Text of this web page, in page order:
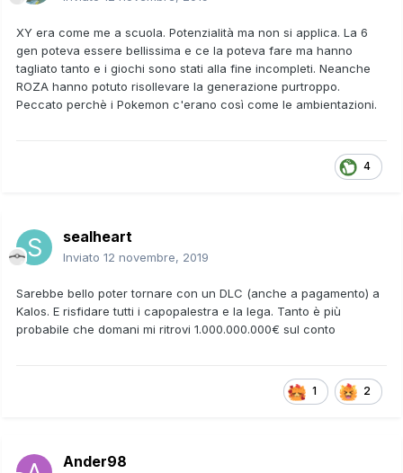
XY era come me a scuola. Potenzialità ma non si applica. La 6
gen poteva essere bellissima e ce la poteva fare ma hanno
tagliato tanto e i giochi sono stati alla fine incompleti. Neanche
ROZA hanno potuto risollevare la generazione purtroppo.
Peccato perchè i Pokemon c'erano così come le ambientazioni.
4
sealheart
Inviato 12 novembre, 2019
Sarebbe bello poter tornare con un DLC (anche a pagamento) a
Kalos. E risfidare tutti i capopalestra e la lega. Tanto è più
probabile che domani mi ritrovi 1.000.000.000€ sul conto
1 2
Ander98